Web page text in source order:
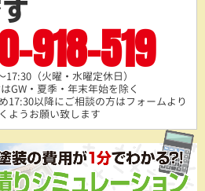
918-519
17:30（火曜・水曜定休日）
GW・夏季・年末年始を除く
17:30以降にご相談の方はフォームより
ようお願い致します